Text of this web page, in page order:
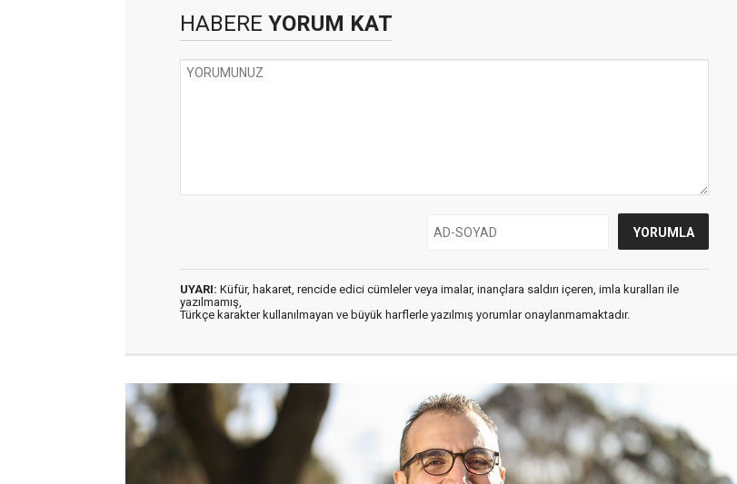
HABERE YORUM KAT
UYARI: Küfür, hakaret, rencide edici cümleler veya imalar, inançlara saldırı içeren, imla kuralları ile
yazılmamış,
Türkçe karakter kullanılmayan ve büyük harflerle yazılmış yorumlar onaylanmamaktadır.